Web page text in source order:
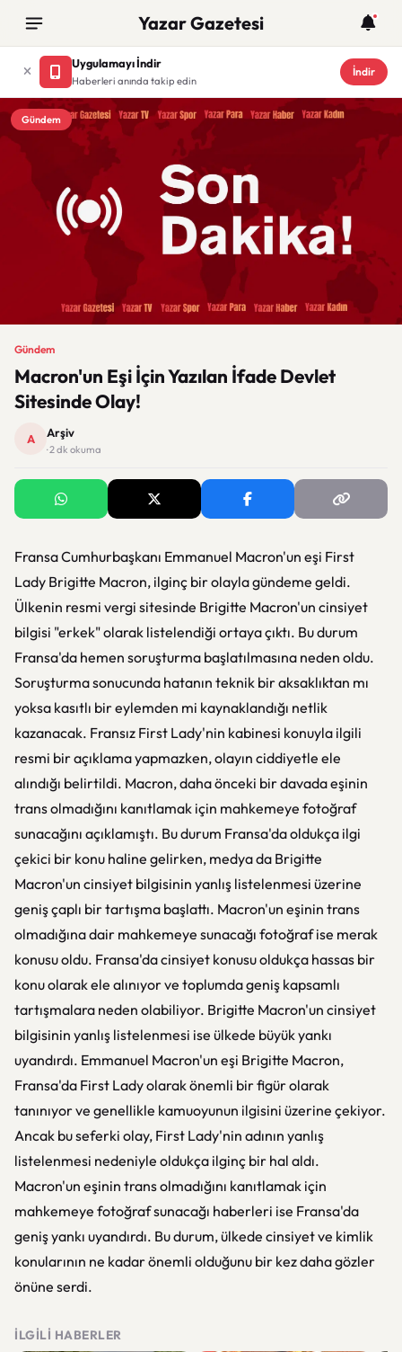
Yazar Gazetesi
Uygulamayı İndir
Haberleri anında takip edin
İndir
Gündem
Gündem
Macron'un Eşi İçin Yazılan İfade Devlet
Sitesinde Olay!
A Arşiv
· 2 dk okuma
Fransa Cumhurbaşkanı Emmanuel Macron'un eşi First
Lady Brigitte Macron, ilginç bir olayla gündeme geldi.
Ülkenin resmi vergi sitesinde Brigitte Macron'un cinsiyet
bilgisi "erkek" olarak listelendiği ortaya çıktı. Bu durum
Fransa'da hemen soruşturma başlatılmasına neden oldu.
Soruşturma sonucunda hatanın teknik bir aksaklıktan mı
yoksa kasıtlı bir eylemden mi kaynaklandığı netlik
kazanacak. Fransız First Lady'nin kabinesi konuyla ilgili
resmi bir açıklama yapmazken, olayın ciddiyetle ele
alındığı belirtildi. Macron, daha önceki bir davada eşinin
trans olmadığını kanıtlamak için mahkemeye fotoğraf
sunacağını açıklamıştı. Bu durum Fransa'da oldukça ilgi
çekici bir konu haline gelirken, medya da Brigitte
Macron'un cinsiyet bilgisinin yanlış listelenmesi üzerine
geniş çaplı bir tartışma başlattı. Macron'un eşinin trans
olmadığına dair mahkemeye sunacağı fotoğraf ise merak
konusu oldu. Fransa'da cinsiyet konusu oldukça hassas bir
konu olarak ele alınıyor ve toplumda geniş kapsamlı
tartışmalara neden olabiliyor. Brigitte Macron'un cinsiyet
bilgisinin yanlış listelenmesi ise ülkede büyük yankı
uyandırdı. Emmanuel Macron'un eşi Brigitte Macron,
Fransa'da First Lady olarak önemli bir figür olarak
tanınıyor ve genellikle kamuoyunun ilgisini üzerine çekiyor.
Ancak bu seferki olay, First Lady'nin adının yanlış
listelenmesi nedeniyle oldukça ilginç bir hal aldı.
Macron'un eşinin trans olmadığını kanıtlamak için
mahkemeye fotoğraf sunacağı haberleri ise Fransa'da
geniş yankı uyandırdı. Bu durum, ülkede cinsiyet ve kimlik
konularının ne kadar önemli olduğunu bir kez daha gözler
önüne serdi.
İLGILI HABERLER